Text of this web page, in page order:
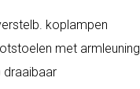
koplampen
met armleuning
draaibaar